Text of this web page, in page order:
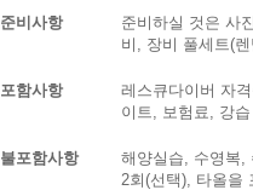
준비사항
준비하실 것은 사
비, 장비 풀세트(
포함사항
레스큐다이버 자
이트, 보험료, 강
불포함사항
해양실습, 수영복,
2회(선택), 타올을